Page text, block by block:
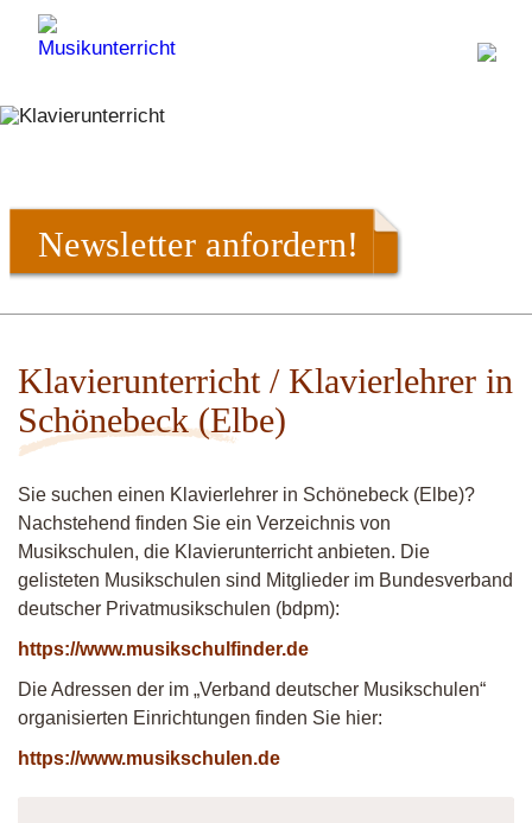
Newsletter anfordern!
Klavierunterricht / Klavierlehrer in
Schönebeck (Elbe)
Sie suchen einen Klavierlehrer in Schönebeck (Elbe)?
Nachstehend finden Sie ein Verzeichnis von
Musikschulen, die Klavierunterricht anbieten. Die
gelisteten Musikschulen sind Mitglieder im Bundesverband
deutscher Privatmusikschulen (bdpm):
https://www.musikschulfinder.de
Die Adressen der im „Verband deutscher Musikschulen“
organisierten Einrichtungen finden Sie hier:
https://www.musikschulen.de